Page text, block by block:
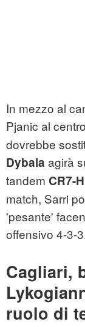
In mezzo al
Pjanic al
dovrebbe
Dybala agirà
tandem CR7-
match, Sarri
'pesante'
offensivo 4-3-
Cagliari,
ruolo di